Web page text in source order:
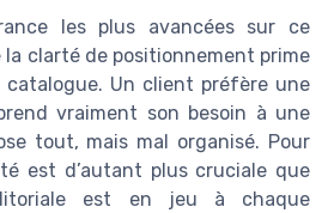
les plus avancées sur ce
clarté de positionnement prime
Un client préfère une
vraiment son besoin à une
tout, mais mal organisé. Pour
est d’autant plus cruciale que
est en jeu à chaque